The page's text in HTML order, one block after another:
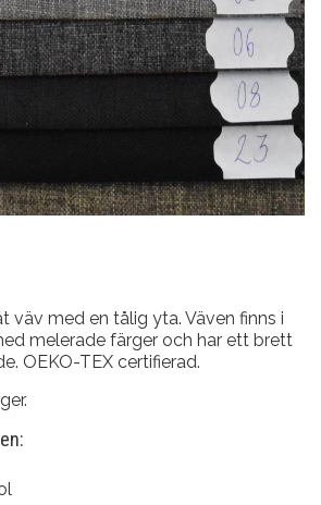
väv med en tålig yta. Väven finns i
melerade färger och har ett brett
OEKO-TEX certifierad.